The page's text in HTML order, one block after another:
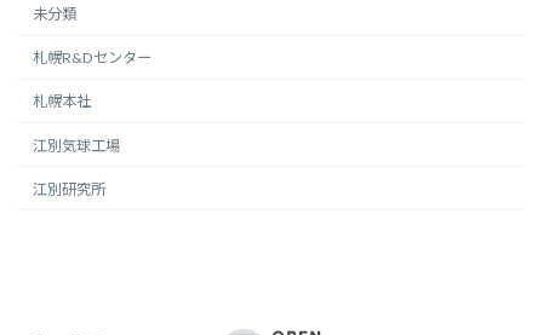
未分類
札幌R&Dセンター
札幌本社
江別気球工場
江別研究所